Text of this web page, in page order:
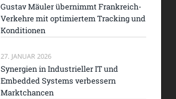
Gustav Mäuler übernimmt Frankreich-
Verkehre mit optimiertem Tracking und
Konditionen
27. JANUAR 2026
Synergien in Industrieller IT und
Embedded Systems verbessern
Marktchancen